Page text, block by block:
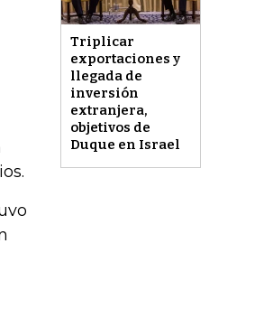
Triplicar
exportaciones y
llegada de
inversión
extranjera,
objetivos de
Duque en Israel